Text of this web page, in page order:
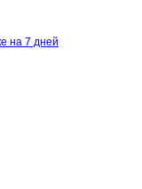
на 7 дней